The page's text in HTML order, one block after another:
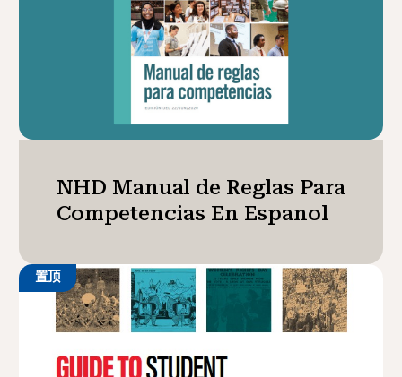
NHD Manual de Reglas Para
Competencias En Espanol
置顶